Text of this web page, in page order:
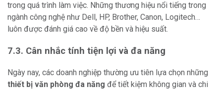
trong quá trình làm việc. Những thương hiệu nổi tiếng trong
ngành công nghệ như Dell, HP, Brother, Canon, Logitech…
luôn được đánh giá cao về độ bền và hiệu suất.
7.3. Cân nhắc tính tiện lợi và đa năng
Ngày nay, các doanh nghiệp thường ưu tiên lựa chọn những
thiết bị văn phòng đa năng để tiết kiệm không gian và chi